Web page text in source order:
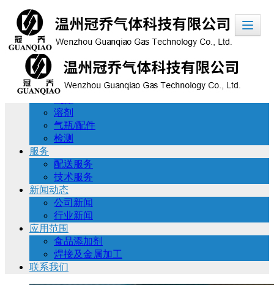
温州冠乔气体科技有限公司
首页
公司简介
产品展示
溶剂
气瓶/配件
检测
服务
配送服务
技术服务
新闻动态
公司新闻
行业新闻
应用范围
食品添加剂
焊接及金属加工
联系我们